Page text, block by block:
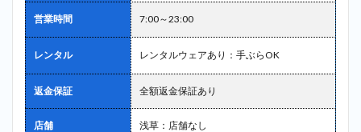
営業時間 7:00～23:00
レンタル レンタルウェアあり：手ぶらOK
返金保証 全額返金保証あり
店舗 浅草：店舗なし